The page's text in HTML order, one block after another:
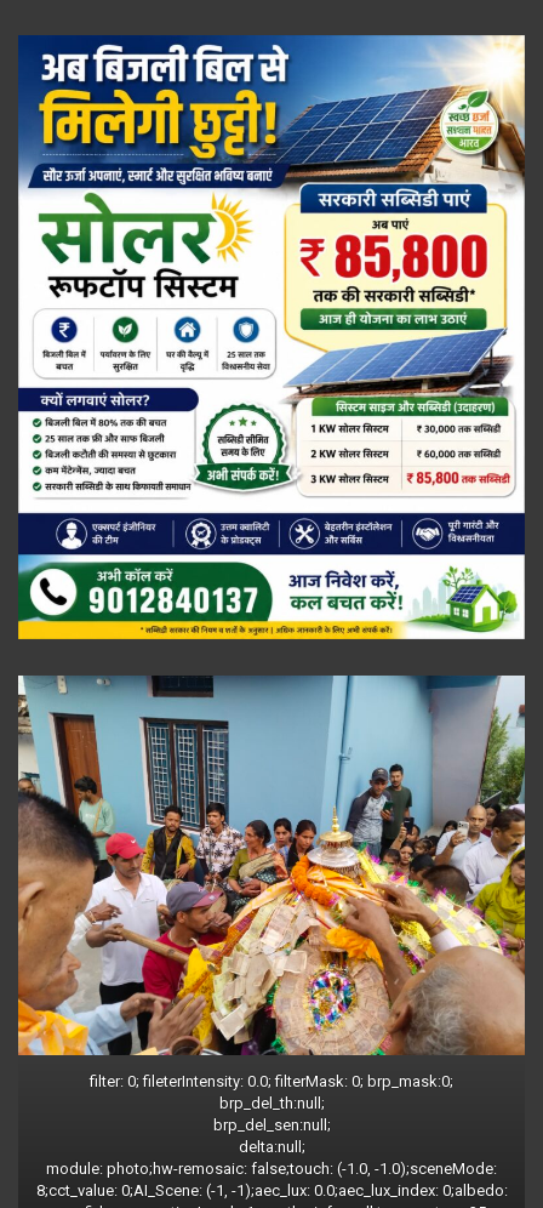
filter: 0; fileterIntensity: 0.0; filterMask: 0; brp_mask:0;
brp_del_th:null;
brp_del_sen:null;
delta:null;
module: photo;hw-remosaic: false;touch: (-1.0, -1.0);sceneMode:
8;cct_value: 0;AI_Scene: (-1, -1);aec_lux: 0.0;aec_lux_index: 0;albedo: